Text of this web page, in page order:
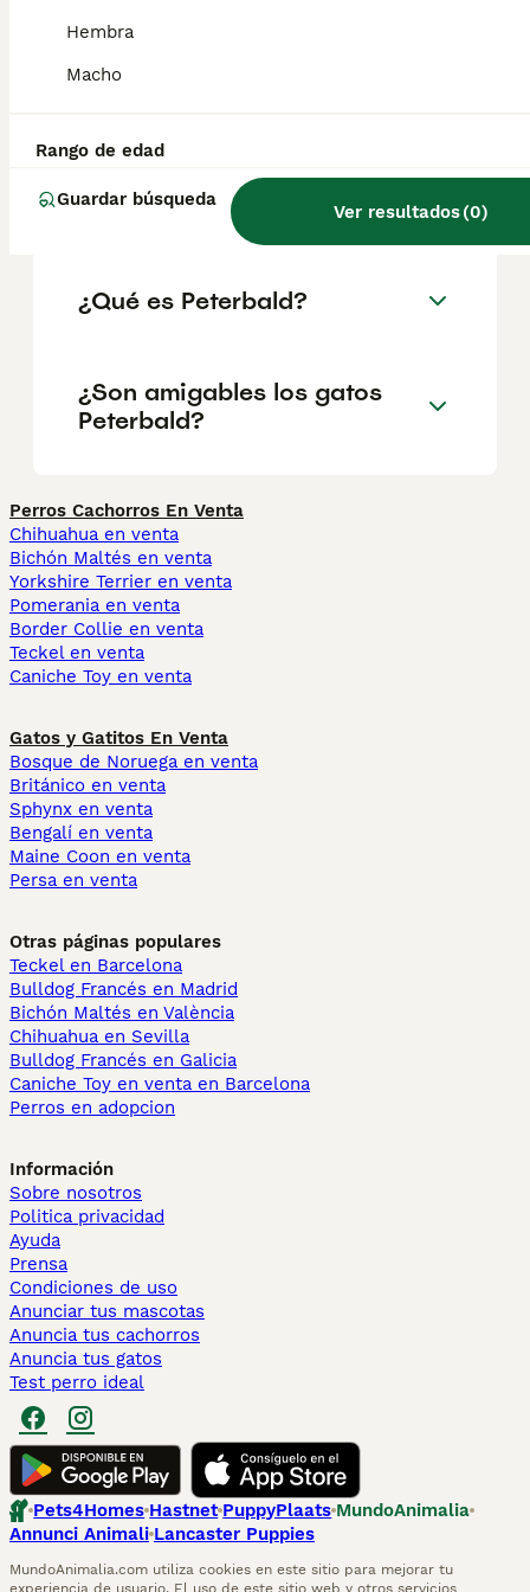
Hembra
Macho
Rango de edad
Guardar búsqueda
Ver resultados(0)
especialmente debido a su pelaje único. La
pueden ayudar a identificar y prevenir la
¿Son raros los gatos
Peterbald?
¿Qué es Peterbald?
¿Son amigables los gatos
Peterbald?
Perros Cachorros En Venta
Chihuahua en venta
Bichón Maltés en venta
Yorkshire Terrier en venta
Pomerania en venta
Border Collie en venta
Teckel en venta
Caniche Toy en venta
Gatos y Gatitos En Venta
Bosque de Noruega en venta
Británico en venta
Sphynx en venta
Bengalí en venta
Maine Coon en venta
Persa en venta
Otras páginas populares
Teckel en Barcelona
Bulldog Francés en Madrid
Bichón Maltés en València
Chihuahua en Sevilla
Bulldog Francés en Galicia
Caniche Toy en venta en Barcelona
Perros en adopcion
Información
Sobre nosotros
Politica privacidad
Ayuda
Prensa
Condiciones de uso
Anunciar tus mascotas
Anuncia tus cachorros
Anuncia tus gatos
Test perro ideal
Pets4Homes Hastnet PuppyPlaats MundoAnimalia
Annunci Animali Lancaster Puppies
MundoAnimalia.com utiliza cookies en este sitio para mejorar tu